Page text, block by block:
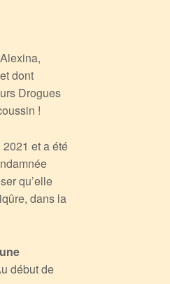
dont
Drogues
!
et a été
qu’elle
dans la
début de